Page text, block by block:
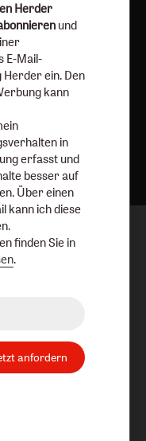
Herder
und
E-Mail-
ein. Den
kann
in
erfasst und
besser auf
Über einen
kann ich diese
finden Sie in
.
anfordern